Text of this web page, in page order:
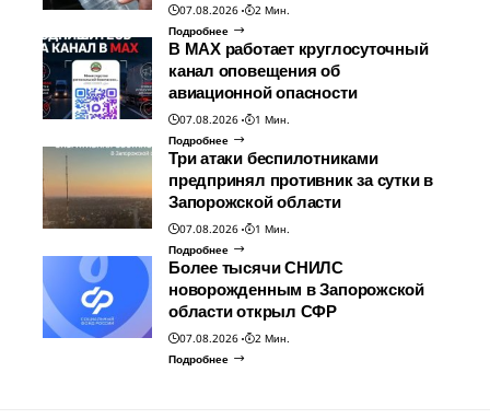
07.08.2026
2 Мин.
Подробнее
В МАХ работает круглосуточный
канал оповещения об
авиационной опасности
07.08.2026
1 Мин.
Подробнее
Три атаки беспилотниками
предпринял противник за сутки в
Запорожской области
07.08.2026
1 Мин.
Подробнее
Более тысячи СНИЛС
новорожденным в Запорожской
области открыл СФР
07.08.2026
2 Мин.
Подробнее